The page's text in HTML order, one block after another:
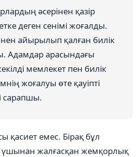
әсерінен қазір
деген сенімі жоғалды.
айырылып қалған билік
Адамдар арасындағы
мемлекет пен билік
жоғалуы өте қауіпті
сарапшы.
қасиет емес. Бірақ бұл
жалғасқан жемқорлық